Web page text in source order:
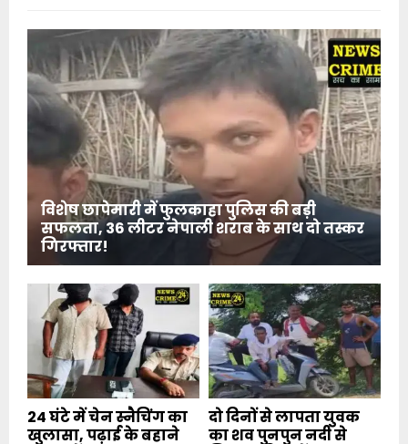
विशेष छापेमारी में फुलकाहा पुलिस की बड़ी
सफलता, 36 लीटर नेपाली शराब के साथ दो तस्कर
गिरफ्तार!
24 घंटे में चेन स्नैचिंग का
खुलासा, पढ़ाई के बहाने
दो दिनों से लापता युवक
का शव पुनपुन नदी से